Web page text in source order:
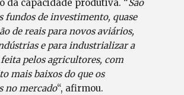
da capacidade produtiva. “São
fundos de investimento, quase
de reais para novos aviários,
e para industrializar a
pelos agricultores, com
mais baixos do que os
no mercado“, afirmou.